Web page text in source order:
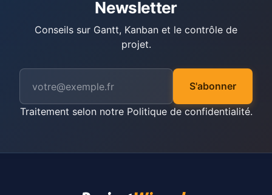
Newsletter
Conseils sur Gantt, Kanban et le contrôle de
projet.
S'abonner
Traitement selon notre Politique de confidentialité.